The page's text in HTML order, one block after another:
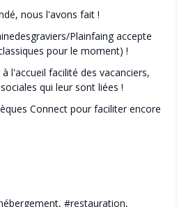
nous l'avons fait !
Plainfaing accepte
pour le moment) !
l'accueil facilité des vacanciers,
qui leur sont liées !
Connect pour faciliter encore
#restauration,